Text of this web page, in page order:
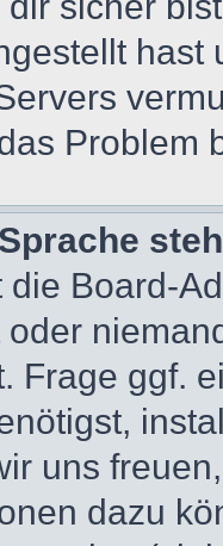
hast
Problem
die Board-
oder
Frage ggf.
uns
dazu